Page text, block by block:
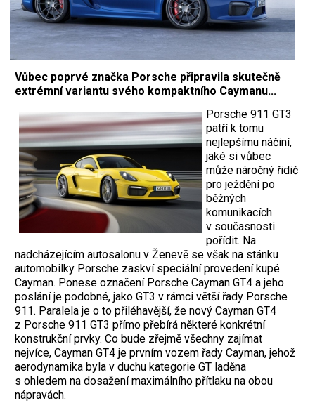
Vůbec poprvé značka Porsche připravila skutečně
extrémní variantu svého kompaktního Caymanu...
Porsche 911 GT3
patří k tomu
nejlepšímu náčiní,
jaké si vůbec
může náročný řidič
pro ježdění po
běžných
komunikacích
v současnosti
pořídit. Na
nadcházejícím autosalonu v Ženevě se však na stánku
automobilky Porsche zaskví speciální provedení kupé
Cayman. Ponese označení Porsche Cayman GT4 a jeho
poslání je podobné, jako GT3 v rámci větší řady Porsche
911. Paralela je o to přiléhavější, že nový Cayman GT4
z Porsche 911 GT3 přímo přebírá některé konkrétní
konstrukční prvky. Co bude zřejmě všechny zajímat
nejvíce, Cayman GT4 je prvním vozem řady Cayman, jehož
aerodynamika byla v duchu kategorie GT laděna
s ohledem na dosažení maximálního přítlaku na obou
nápravách.